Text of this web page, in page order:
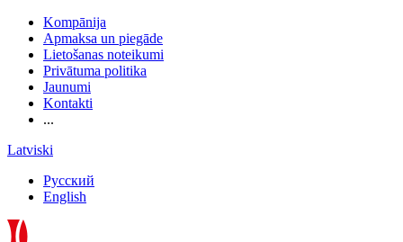
Kompānija
Apmaksa un piegāde
Lietošanas noteikumi
Privātuma politika
Jaunumi
Kontakti
...
Latviski
Русский
English